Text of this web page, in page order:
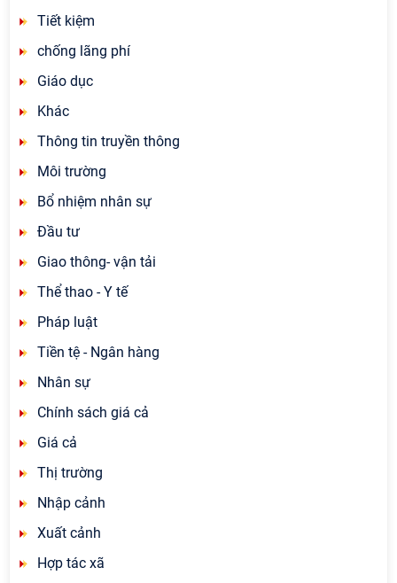
Tiết kiệm
chống lãng phí
Giáo dục
Khác
Thông tin truyền thông
Môi trường
Bổ nhiệm nhân sự
Đầu tư
Giao thông- vận tải
Thể thao - Y tế
Pháp luật
Tiền tệ - Ngân hàng
Nhân sự
Chính sách giá cả
Giá cả
Thị trường
Nhập cảnh
Xuất cảnh
Hợp tác xã